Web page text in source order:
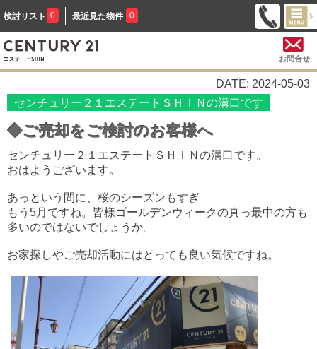
検討リスト 0 最近見た物件 0
お問合せ
DATE: 2024-05-03
センチュリー２１エステートＳＨＩＮの溝口です
◆ご売却をご検討のお客様へ
センチュリー２１エステートＳＨＩＮの溝口です。
おはようございます。
あっという間に、桜のシーズンもすぎ
もう5月ですね。皆様ゴールデンウィークの真っ最中の方も
多いのではないでしょうか。
お家探しやご売却活動にはとっても良い気候ですね。